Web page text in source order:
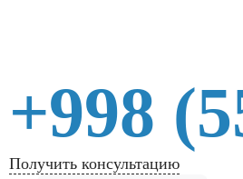
+998
Получить консультацию